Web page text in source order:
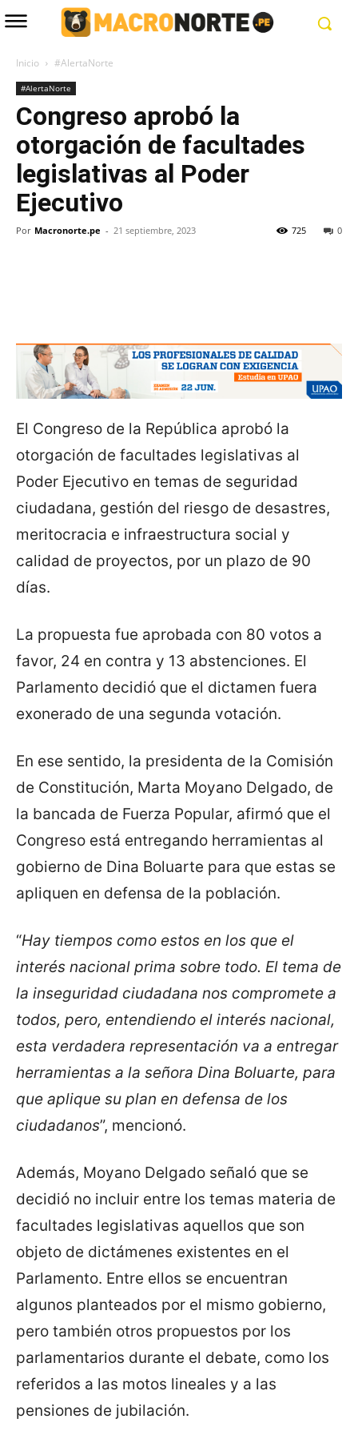
Inicio #AlertaNorte
#AlertaNorte
Congreso aprobó la
otorgación de facultades
legislativas al Poder
Ejecutivo
Por Macronorte.pe - 21 septiembre, 2023 0
725
El Congreso de la República aprobó la
otorgación de facultades legislativas al
Poder Ejecutivo en temas de seguridad
ciudadana, gestión del riesgo de desastres,
meritocracia e infraestructura social y
calidad de proyectos, por un plazo de 90
días.
La propuesta fue aprobada con 80 votos a
favor, 24 en contra y 13 abstenciones. El
Parlamento decidió que el dictamen fuera
exonerado de una segunda votación.
En ese sentido, la presidenta de la Comisión
de Constitución, Marta Moyano Delgado, de
la bancada de Fuerza Popular, afirmó que el
Congreso está entregando herramientas al
gobierno de Dina Boluarte para que estas se
apliquen en defensa de la población.
“Hay tiempos como estos en los que el
interés nacional prima sobre todo. El tema de
la inseguridad ciudadana nos compromete a
todos, pero, entendiendo el interés nacional,
esta verdadera representación va a entregar
herramientas a la señora Dina Boluarte, para
que aplique su plan en defensa de los
ciudadanos”, mencionó.
Además, Moyano Delgado señaló que se
decidió no incluir entre los temas materia de
facultades legislativas aquellos que son
objeto de dictámenes existentes en el
Parlamento. Entre ellos se encuentran
algunos planteados por el mismo gobierno,
pero también otros propuestos por los
parlamentarios durante el debate, como los
referidos a las motos lineales y a las
pensiones de jubilación.